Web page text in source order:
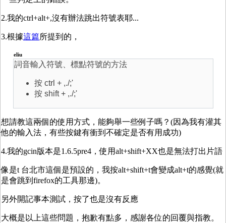
2.我的ctrl+alt+,沒有辦法跳出符號表耶...
3.根據這篇所提到的，
eliu
詞音輸入符號、標點符號的方法
按 ctrl + ,./;'
按 shift + ,./;'
想請教這兩個的使用方式，能夠舉一些例子嗎？(因為我有灌其
他的輸入法，有些按鍵有衝到不確定是否有用成功)
4.我的gcin版本是1.6.5pre4，使用alt+shift+XX也是無法打出片語
像是t 台北市這個是預設的，我按alt+shift+t會變成alt+t的感覺(就
是會跳到firefox的工具那邊)。
另外開記事本測試，按了也是沒有反應
大概是以上這些問題，抱歉有點多，感謝各位的回覆與指教。